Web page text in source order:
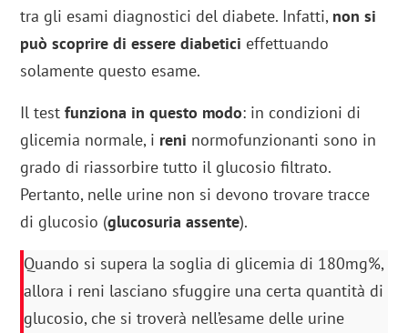
tra gli esami diagnostici del diabete. Infatti, non si
può scoprire di essere diabetici effettuando
solamente questo esame.
Il testfunziona in questo modo: in condizioni di
glicemia normale, i reni normofunzionanti sono in
grado di riassorbire tutto il glucosio filtrato.
Pertanto, nelle urine non si devono trovare tracce
di glucosio (glucosuria assente).
Quando si supera la soglia di glicemia di 180mg%,
allora i reni lasciano sfuggire una certa quantità di
glucosio, che si troverà nell’esame delle urine